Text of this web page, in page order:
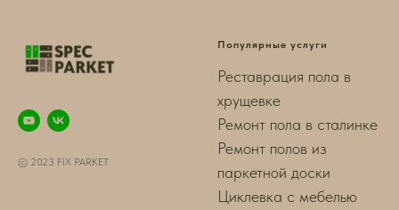
© 2023 FIX PARKET
Популярные услуги
Реставрация пола в
хрущевке
Ремонт пола в сталинке
Ремонт полов из
паркетной доски
Циклевка с мебелью